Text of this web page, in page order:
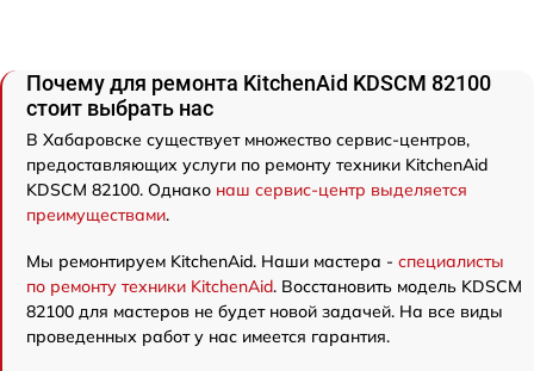
Почему для ремонта KitchenAid KDSCM 82100
стоит выбрать нас
В Хабаровске существует множество сервис-центров,
предоставляющих услуги по ремонту техники KitchenAid
KDSCM 82100. Однако наш сервис-центр выделяется
преимуществами.
Мы ремонтируем KitchenAid. Наши мастера - специалисты
по ремонту техники KitchenAid. Восстановить модель KDSCM
82100 для мастеров не будет новой задачей. На все виды
проведенных работ у нас имеется гарантия.